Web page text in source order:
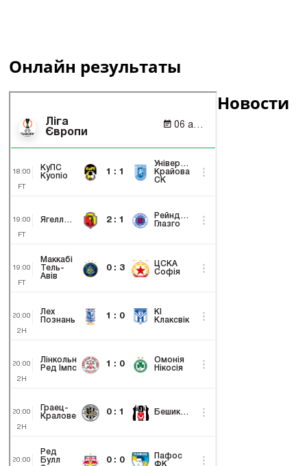
Онлайн результаты
Новости